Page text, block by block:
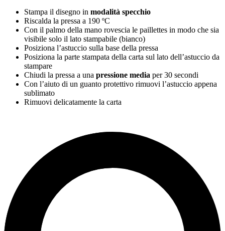
Stampa il disegno in modalità specchio
Riscalda la pressa a 190 ºC
Con il palmo della mano rovescia le paillettes in modo che sia
visibile solo il lato stampabile (bianco)
Posiziona l’astuccio sulla base della pressa
Posiziona la parte stampata della carta sul lato dell’astuccio da
stampare
Chiudi la pressa a una pressione media per30 secondi
Con l’aiuto di un guanto protettivo rimuovi l’astuccio appena
sublimato
Rimuovi delicatamente la carta